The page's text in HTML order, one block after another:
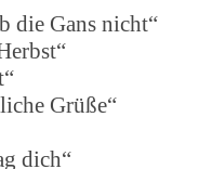
die Gans nicht“
Grüße“
dich“